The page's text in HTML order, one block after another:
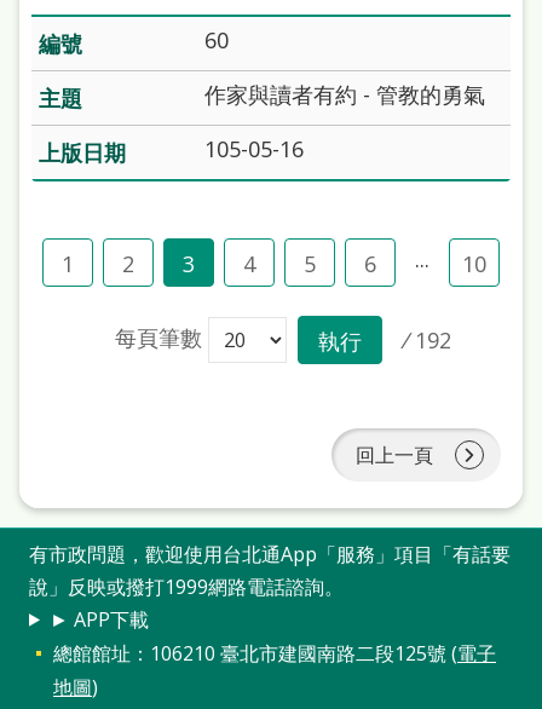
60
作家與讀者有約 - 管教的勇氣
105-05-16
1 2 3 4 5 6 ... 10
每頁筆數 執行 / 192
回上一頁
有市政問題，歡迎使用台北通App「服務」項目「有話要
說」反映或撥打1999網路電話諮詢。
► APP下載
總館館址：106210 臺北市建國南路二段125號 (電子
地圖)